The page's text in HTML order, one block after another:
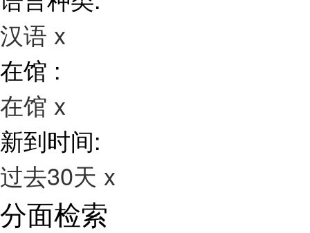
汉语 x
在馆 :
在馆 x
新到时间:
过去30天 x
分面检索